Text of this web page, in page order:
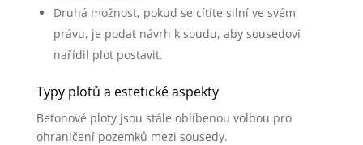
Druhá možnost, pokud se cítíte silní ve svém
právu, je podat návrh k soudu, aby sousedovi
nařídil plot postavit.
Typy plotů a estetické aspekty
Betonové ploty jsou stále oblíbenou volbou pro
ohraničení pozemků mezi sousedy.